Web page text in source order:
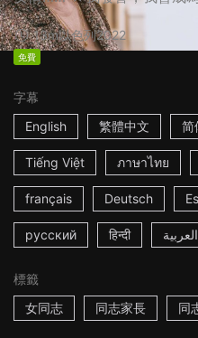
13m以色列2022
免費
字幕
English
繁體中文 简
Tiếng Việt ภาษาไทย
français Deutsch
русский हिन्दी العربية
標籤
女同志
同志家長 同